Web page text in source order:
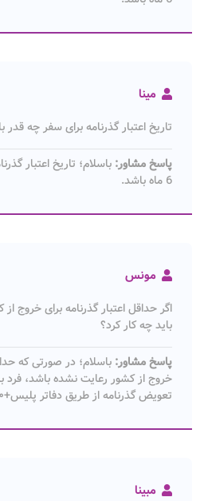
مینا
تاریخ اعتبار گذرنامه برای سفر چه قدر
پاسخ مشاور: باسلام؛ تاریخ اعتبار
6 ماه باشد.
مونس
اگر حداقل اعتبار گذرنامه برای خروج
باید چه کار کرد؟
پاسخ مشاور: باسلام؛ در صورتی که
خروج از کشور رعایت نشده باشد، فرد
تعویض گذرنامه از طریق دفاتر پلیس+۱۰ اقدام کند.
مبینا